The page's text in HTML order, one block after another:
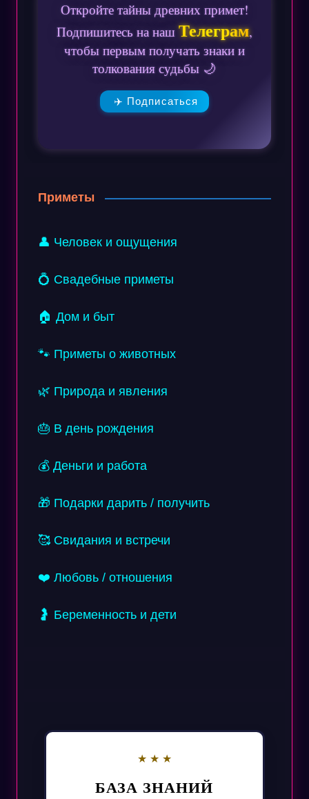
Откройте тайны древних примет!
Подпишитесь на нашТелеграм,
чтобы первым получать знаки и
толкования судьбы 🌙
✈️ Подписаться
Приметы
👤 Человек и ощущения
💍 Свадебные приметы
🏠 Дом и быт
🐾 Приметы о животных
🌿 Природа и явления
🎂 В день рождения
💰 Деньги и работа
🎁 Подарки дарить / получить
🥰 Свидания и встречи
❤️ Любовь / отношения
🤰 Беременность и дети
БАЗА ЗНАНИЙ